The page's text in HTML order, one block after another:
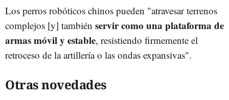
Los perros robóticos chinos pueden "atravesar terrenos
complejos [y] también servir como una plataforma de
armas móvil y estable, resistiendo firmemente el
retroceso de la artillería o las ondas expansivas".
Otras novedades